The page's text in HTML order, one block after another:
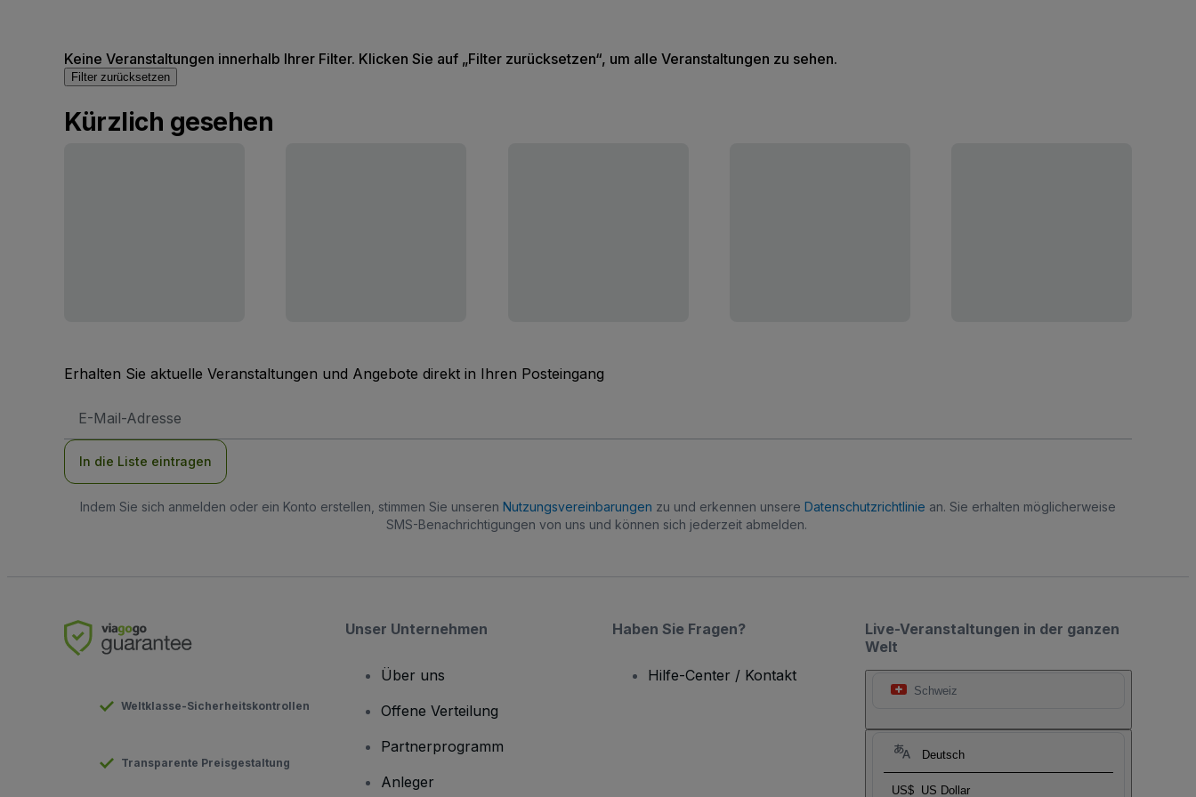
Keine Veranstaltungen innerhalb Ihrer Filter. Klicken Sie auf „Filter zurücksetzen“, um alle Veranstaltungen zu sehen.
Filter zurücksetzen
Kürzlich gesehen
Erhalten Sie aktuelle Veranstaltungen und Angebote direkt in Ihren Posteingang
Mail-
In die Liste eintragen
Indem Sie sich anmelden oder ein Konto erstellen, stimmen Sie unseren Nutzungsvereinbarungen zu und erkennen unsere Datenschutzrichtlinie an. Sie erhalten möglicherweise
SMS-Benachrichtigungen von uns und können sich jederzeit abmelden.
Live-Veranstaltungen in der ganzen
Welt
Schweiz
Deutsch
US$ US Dollar
Weltklasse-Sicherheitskontrollen
Transparente Preisgestaltung
Unser Unternehmen
Über uns
Offene Verteilung
Partnerprogramm
Anleger
Haben Sie Fragen?
Hilfe-Center / Kontakt